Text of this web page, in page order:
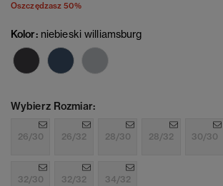
Oszczędzasz 50%
Kolor: niebieski williamsburg
Wybierz Rozmiar:
26/30 26/32 28/30 28/32 30/30
32/30 32/32 34/32